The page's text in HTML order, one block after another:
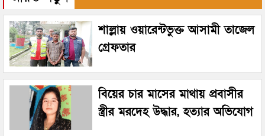
শাল্লায় ওয়ারেন্টভুক্ত আসামী তাজেল
গ্রেফতার
বিয়ের চার মাসের মাথায় প্রবাসীর
স্ত্রীর মরদেহ উদ্ধার, হত্যার অভিযোগ